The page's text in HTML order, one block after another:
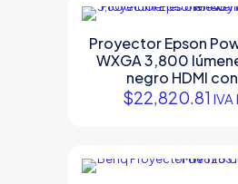
Proyector Epson
WXGA 3,800
negro HDMI
$22,820.81 IVA